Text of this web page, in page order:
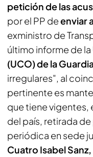
petición de las
por el PP deenviar
exministro de
último informe de la
(UCO) de la
irregulares", al
pertinente es
que tiene vigentes,
del país, retirada
periódica en sede
Cuatro Isabel Sanz,